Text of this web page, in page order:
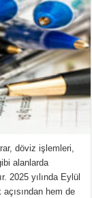
döviz işlemleri,
alanlarda
2025 yılında Eylül
hem de